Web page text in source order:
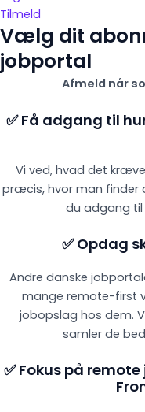
Tilmeld
Vælg dit
jobportal
Afmeld når
✅ Få adgang til
Vi ved, hvad det
præcis, hvor man finder
du adgang
✅ Opdag
Andre danske
mange remote-first
jobopslag hos dem.
samler de
✅ Fokus på